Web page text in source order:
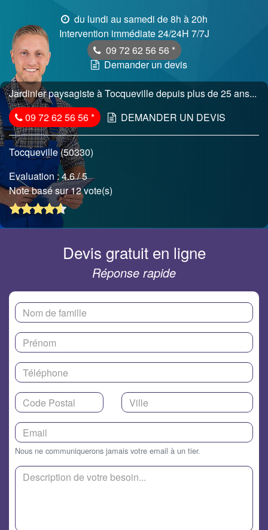
du lundi au samedi de 8h à 20h
Intervention immédiate 24/24H 7/7J
09 72 62 56 56 *
Demander un devis
Jardinier paysagiste à Tocqueville depuis plus de 25 ans...
09 72 62 56 56* DEMANDER UN DEVIS
Tocqueville (50330)
Evaluation :4.6/ 5
Note basé sur 12 vote(s)
Devis gratuit en ligne
Réponse rapide
Nous ne communiquerons jamais votre email à un tier.